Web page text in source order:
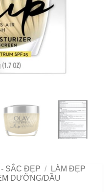
SẮC ĐẸP /
LÀM ĐẸP
DƯỠNG/DẦU